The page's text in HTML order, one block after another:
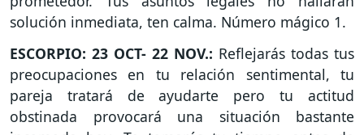
solución inmediata, ten calma. Número mágico 1.
ESCORPIO: 23 OCT- 22 NOV.: Reflejarás todas tus
preocupaciones en tu relación sentimental, tu
pareja tratará de ayudarte pero tu actitud
obstinada provocará una situación bastante